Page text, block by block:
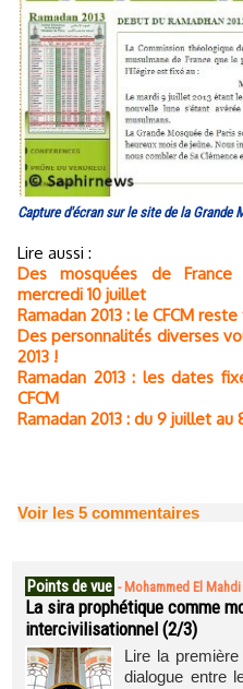
Capture d'écran sur le site de la Grande
Lire aussi :
Des mosquées de
mercredi 10 juillet
Ramadan 2013 : le CFCM
Des personnalités diverses
2013 !
Ramadan 2013 : les dates
CFCM
Ramadan 2013 : du 9 juillet au
Voir les 5 commentaires
Points de vue - Mohammed El
La sira prophétique comme
intercivilisationnel (2/3)
Lire la
dialogue entre